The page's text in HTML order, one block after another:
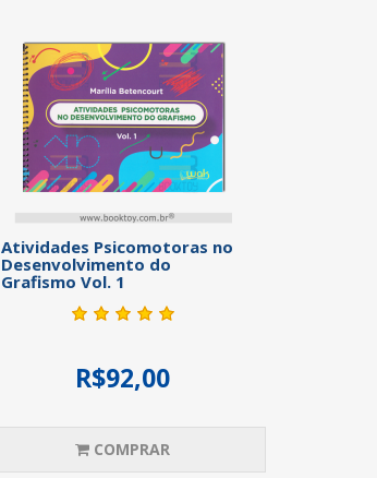
Atividades Psicomotoras no
Desenvolvimento do
Grafismo Vol. 1
R$92,00
COMPRAR